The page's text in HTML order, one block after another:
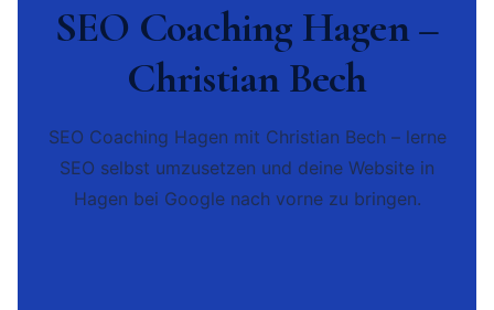
SEO Coaching Hagen –
Christian Bech
SEO Coaching Hagen mit Christian Bech – lerne
SEO selbst umzusetzen und deine Website in
Hagen bei Google nach vorne zu bringen.